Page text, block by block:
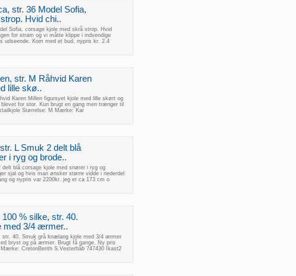
str. 36 Model Sofia,
Hvid chi..
Sofia, corsage kjole med skrå strop. Hvid
for stram og vi måtte klippe i indvendige
udseende. Kom med et bud, nypris kr. 2.4
str. M Råhvid Karen
lille skø..
Karen Millen figursyet kjole med lille skørt og
for stor. Kun brugt en gang men trænger til
Størrelse: M Mærke: Kar
L Smuk 2 delt blå
i ryg og brode..
blå corsage kjole med snører i ryg og
sjal og hvis man ønsker større vidde i nederdel
og nypris var 2200kr. jeg er ca 173 cm o
% silke, str. 40.
med 3/4 ærmer..
str. 40. Smuk grå knælang kjole med 3/4 ærmer
bryst og på ærmer. Brugt få gange. Ny pris
CretonBerith S.Vesterhåb 747430 Ikast2